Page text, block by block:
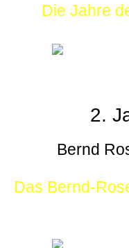
Die Jahre
2.
Bernd
Das Bernd-